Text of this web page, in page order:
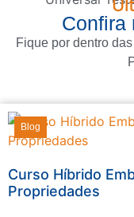
Confira
Fique por dentro
Blog
Curso Híbrido
Propriedades